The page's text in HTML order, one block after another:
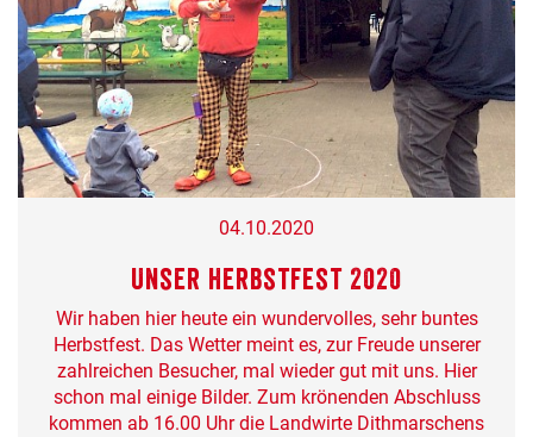
04.10.2020
Unser Herbstfest 2020
Wir haben hier heute ein wundervolles, sehr buntes
Herbstfest. Das Wetter meint es, zur Freude unserer
zahlreichen Besucher, mal wieder gut mit uns. Hier
schon mal einige Bilder. Zum krönenden Abschluss
kommen ab 16.00 Uhr die Landwirte Dithmarschens